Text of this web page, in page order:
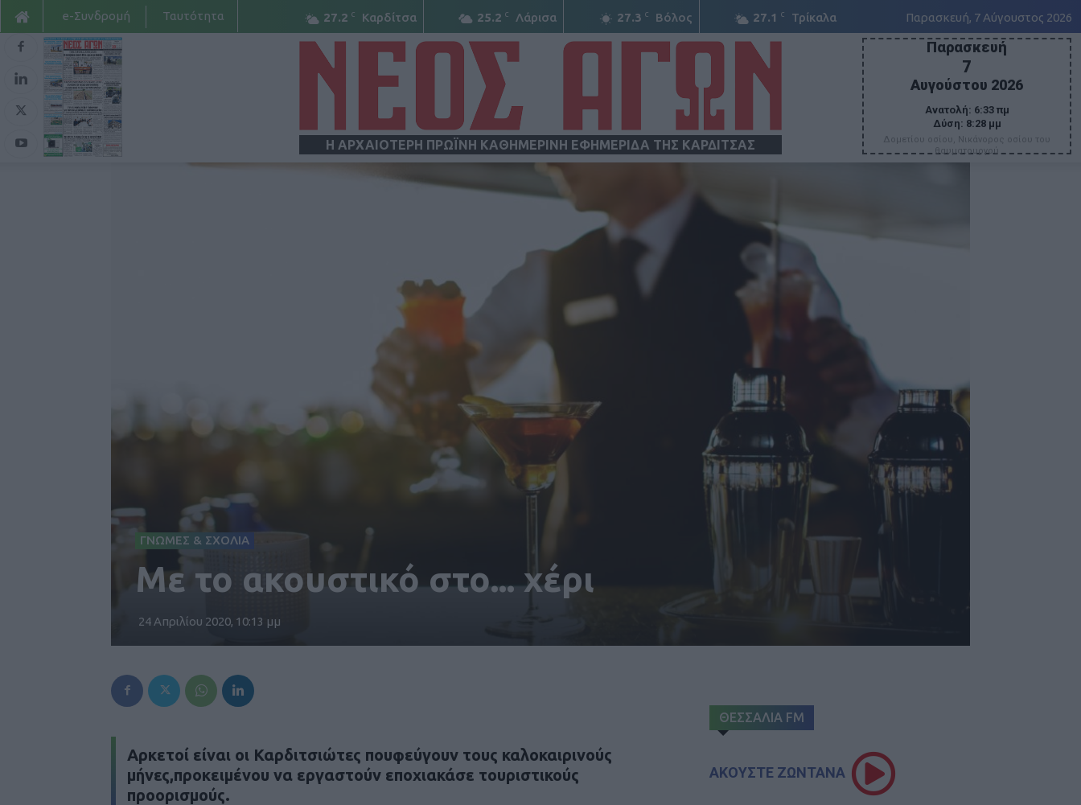
27.2 C Καρδίτσα 25.2 C Λάρισα 27.3 C Βόλος 27.1 C Τρίκαλα Παρασκευή, 7 Αύγουστος 2026
e-Συνδρομή Ταυτότητα
Η ΑΡΧΑΙΟΤΕΡΗ ΠΡΩΪΝΗ ΚΑΘΗΜΕΡΙΝΗ ΕΦΗΜΕΡΙΔΑ ΤΗΣ ΚΑΡΔΙΤΣΑΣ
Παρασκευή
7
Αυγούστου 2026
Ανατολή: 6:33 πμ
Δύση: 8:28 μμ
Δομετίου οσίου, Νικάνορος οσίου του
θαυματουργού
ΓΝΩΜΕΣ & ΣΧΟΛΙΑ
Με το ακουστικό στο... χέρι
24 Απριλίου 2020, 10:13 μμ
Αρκετοί είναι οι Καρδιτσιώτες πουφεύγουν τους καλοκαιρινούς
μήνες,προκειμένου να εργαστούν εποχιακάσε τουριστικούς
προορισμούς.
ΘΕΣΣΑΛΙΑ FM
ΑΚΟΥΣΤΕ ΖΩΝΤΑΝΑ